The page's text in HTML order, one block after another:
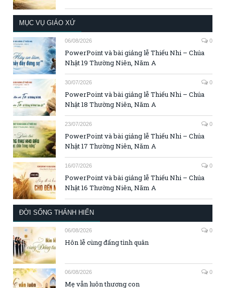
MỤC VỤ GIÁO XỨ
06/08/2026 0
PowerPoint và bài giảng lễ Thiếu Nhi – Chúa
Nhật 19 Thường Niên, Năm A
30/07/2026 0
PowerPoint và bài giảng lễ Thiếu Nhi – Chúa
Nhật 18 Thường Niên, Năm A
23/07/2026 0
PowerPoint và bài giảng lễ Thiếu Nhi – Chúa
Nhật 17 Thường Niên, Năm A
16/07/2026 0
PowerPoint và bài giảng lễ Thiếu Nhi – Chúa
Nhật 16 Thường Niên, Năm A
ĐỜI SỐNG THÁNH HIẾN
06/08/2026 0
Hôn lễ cùng đấng tình quân
06/08/2026 0
Mẹ vẫn luôn thương con